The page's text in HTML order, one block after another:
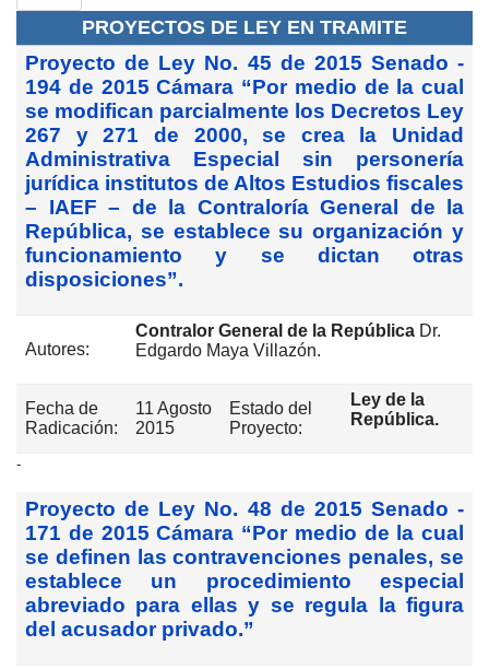
PROYECTOS DE LEY EN TRAMITE
Proyecto de Ley No. 45 de 2015 Senado -
194 de 2015 Cámara “Por medio de la cual
se modifican parcialmente los Decretos Ley
267 y 271 de 2000, se crea la Unidad
Administrativa Especial sin personería
jurídica institutos de Altos Estudios fiscales
– IAEF – de la Contraloría General de la
República, se establece su organización y
funcionamiento y se dictan otras
disposiciones”.
Autores:
Contralor General de la República Dr.
Edgardo Maya Villazón.
Fecha de
Radicación:
11 Agosto
2015
Estado del
Proyecto:
Ley de la
República.
-
Proyecto de Ley No. 48 de 2015 Senado -
171 de 2015 Cámara “Por medio de la cual
se definen las contravenciones penales, se
establece un procedimiento especial
abreviado para ellas y se regula la figura
del acusador privado.”